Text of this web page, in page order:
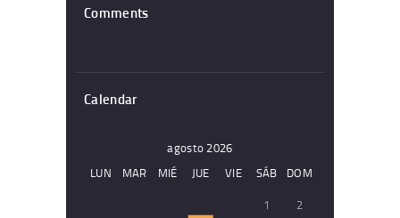
Comments
Calendar
agosto 2026
LUN
MAR MIÉ JUE VIE SÁB
DOM
1
2